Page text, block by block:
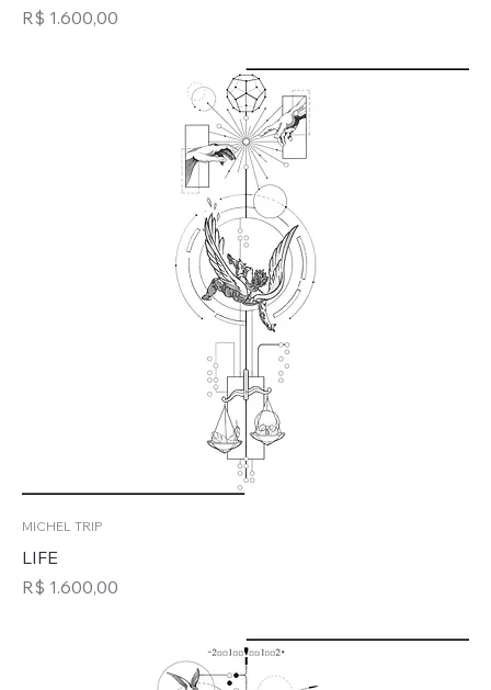
Preço
R$ 1.600,00
MICHEL TRIP
LIFE
Preço
R$ 1.600,00